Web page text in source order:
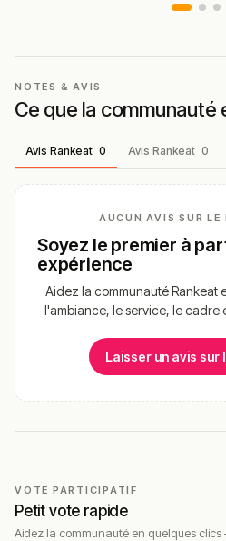
rouget sauce romesco –
maison.
menu dégustation
plusieurs services autour
accord mets-vins–
accompagner le menu et
Conclusion
Germaine Restaurantest
comme uneexpérience
une moyenne d’avis très
des plats, la créativité du chef
amateurs de cuisine raffinée.
Les clients mentionnent
Germaine des restaurants
l’Adour et proche du centre
une belle étape gourmande
promenade dans Bayonne.
NOTES & AVIS
Ce que la communauté
Avis Rankeat 0 Avis Rankeat 0
AUCUN AVIS SUR LE
Soyez le premier à
expérience
Aidez la communauté Rankeat
l'ambiance, le service, le cadre
Laisser un avis sur
VOTE PARTICIPATIF
Petit vote rapide
Aidez la communauté en quelques